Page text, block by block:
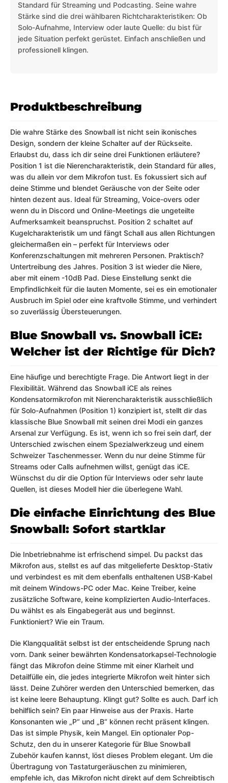
Standard für Streaming und Podcasting. Seine wahre
Stärke sind die drei wählbaren Richtcharakteristiken: Ob
Solo-Aufnahme, Interview oder laute Quelle: du bist für
jede Situation perfekt gerüstet. Einfach anschließen und
professionell klingen.
Produktbeschreibung
Die wahre Stärke des Snowball ist nicht sein ikonisches
Design, sondern der kleine Schalter auf der Rückseite.
Erlaubst du, dass ich dir seine drei Funktionen erläutere?
Position 1 ist die Nierencharakteristik, dein Standard für alles,
was du allein vor dem Mikrofon tust. Es fokussiert sich auf
deine Stimme und blendet Geräusche von der Seite oder
hinten dezent aus. Ideal für Streaming, Voice-overs oder
wenn du in Discord und Online-Meetings die ungeteilte
Aufmerksamkeit beanspruchst. Position 2 schaltet auf
Kugelcharakteristik um und fängt Schall aus allen Richtungen
gleichermaßen ein – perfekt für Interviews oder
Konferenzschaltungen mit mehreren Personen. Praktisch?
Untertreibung des Jahres. Position 3 ist wieder die Niere,
aber mit einem -10dB Pad. Diese Einstellung senkt die
Empfindlichkeit für die lauten Momente, sei es ein emotionaler
Ausbruch im Spiel oder eine kraftvolle Stimme, und verhindert
so zuverlässig Übersteuerungen.
Blue Snowball vs. Snowball iCE:
Welcher ist der Richtige für Dich?
Eine häufige und berechtigte Frage. Die Antwort liegt in der
Flexibilität. Während das Snowball iCE als reines
Kondensatormikrofon mit Nierencharakteristik ausschließlich
für Solo-Aufnahmen (Position 1) konzipiert ist, stellt dir das
klassische Blue Snowball mit seinen drei Modi ein ganzes
Arsenal zur Verfügung. Es ist, wenn ich so frei sein darf, der
Unterschied zwischen einem Spezialwerkzeug und einem
Schweizer Taschenmesser. Wenn du nur deine Stimme für
Streams oder Calls aufnehmen willst, genügt das iCE.
Wünschst du dir die Option für Interviews oder sehr laute
Quellen, ist dieses Modell hier die überlegene Wahl.
Die einfache Einrichtung des Blue
Snowball: Sofort startklar
Die Inbetriebnahme ist erfrischend simpel. Du packst das
Mikrofon aus, stellst es auf das mitgelieferte Desktop-Stativ
und verbindest es mit dem ebenfalls enthaltenen USB-Kabel
mit deinem Windows-PC oder Mac. Keine Treiber, keine
zusätzliche Software, keine komplizierten Audio-Interfaces.
Du wählst es als Eingabegerät aus und beginnst.
Funktioniert? Wie ein Traum.
Die Klangqualität selbst ist der entscheidende Sprung nach
vorn. Dank seiner bewährten Kondensatorkapsel-Technologie
fängt das Mikrofon deine Stimme mit einer Klarheit und
Detailfülle ein, die jedes integrierte Mikrofon weit hinter sich
lässt. Deine Zuhörer werden den Unterschied bemerken, das
ist keine leere Behauptung. Klingt gut? Sollte es auch. Darf ich
behilflich sein? Ein paar Hinweise aus der Praxis. Harte
Konsonanten wie „P“ und „B“ können recht präsent klingen.
Das ist simple Physik, kein Mangel. Ein optionaler Pop-
Schutz, den du in unserer Kategorie für Blue Snowball
Zubehör kaufen kannst, löst dieses Problem elegant. Um die
Übertragung von Tastaturgeräuschen zu minimieren,
empfehle ich, das Mikrofon nicht direkt auf dem Schreibtisch